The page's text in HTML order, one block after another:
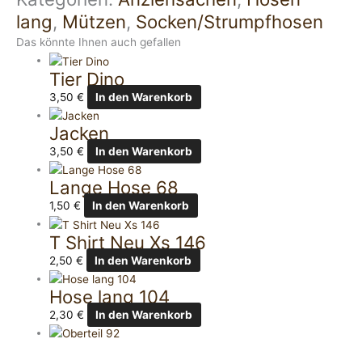
lang, Mützen, Socken/Strumpfhosen
Das könnte Ihnen auch gefallen
Tier Dino
3,50€ In den Warenkorb
Jacken
3,50€ In den Warenkorb
Lange Hose 68
1,50€ In den Warenkorb
T Shirt Neu Xs 146
2,50€ In den Warenkorb
Hose lang 104
2,30€ In den Warenkorb